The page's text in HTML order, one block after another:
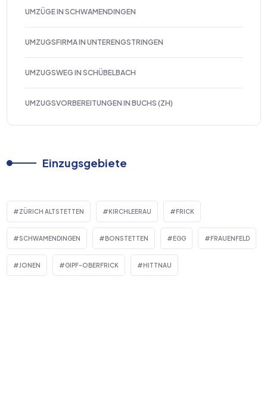
UMZÜGE IN SCHWAMENDINGEN
UMZUGSFIRMA IN UNTERENGSTRINGEN
UMZUGSWEG IN SCHÜBELBACH
UMZUGSVORBEREITUNGEN IN BUCHS (ZH)
Einzugsgebiete
ZÜRICH ALTSTETTEN KIRCHLEERAU FRICK
SCHWAMENDINGEN BONSTETTEN EGG FRAUENFELD
JONEN GIPF-OBERFRICK HITTNAU